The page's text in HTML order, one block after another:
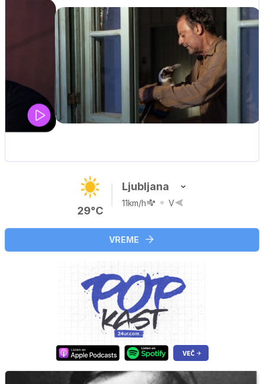
UEFA SUPERPOKAL
29°C
Ljubljana
11km/h V
VREME